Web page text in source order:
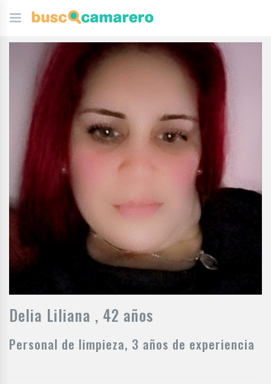
Delia Liliana , 42 años
Personal de limpieza, 3 años de experiencia